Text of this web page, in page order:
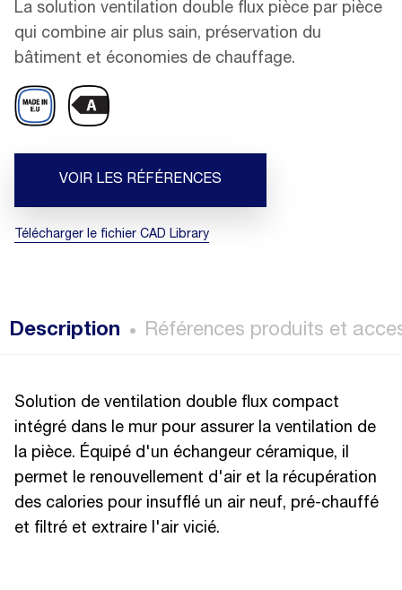
La solution ventilation double flux pièce par pièce
qui combine air plus sain, préservation du
bâtiment et économies de chauffage.
VOIR LES RÉFÉRENCES
Télécharger le fichier CAD Library
Description Références produits et
Solution de ventilation double flux compact
intégré dans le mur pour assurer la ventilation de
la pièce. Équipé d'un échangeur céramique, il
permet le renouvellement d'air et la récupération
des calories pour insufflé un air neuf, pré-chauffé
et filtré et extraire l'air vicié.